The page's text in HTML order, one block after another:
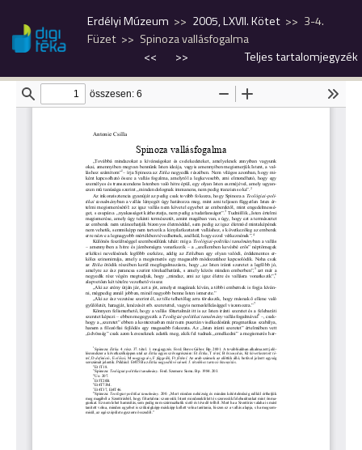
Erdélyi Múzeum 2005, LXVII. Kötet
3-4.
Füzet
Spinoza vallásfogalma
<<
>> Teljes tartalomjegyzék